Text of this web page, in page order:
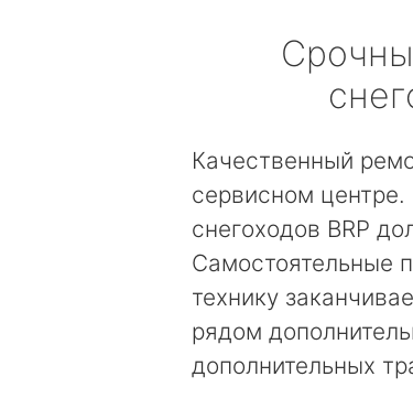
Качественный
сервисном
снегоходов BRP
Самостоятельные
технику
рядом
дополнительных